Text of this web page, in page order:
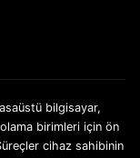
bilgisayar,
birimleri için ön
cihaz sahibinin